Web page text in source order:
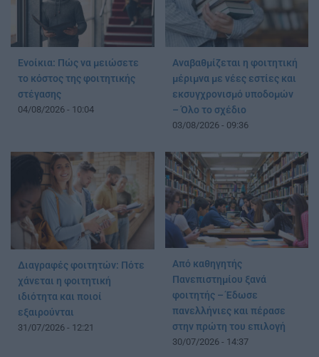
Ενοίκια: Πώς να μειώσετε
το κόστος της φοιτητικής
στέγασης
04/08/2026 - 10:04
Αναβαθμίζεται η φοιτητική
μέριμνα με νέες εστίες και
εκσυγχρονισμό υποδομών
– Όλο το σχέδιο
03/08/2026 - 09:36
Διαγραφές φοιτητών: Πότε
χάνεται η φοιτητική
ιδιότητα και ποιοί
εξαιρούνται
31/07/2026 - 12:21
Από καθηγητής
Πανεπιστημίου ξανά
φοιτητής – Έδωσε
πανελλήνιες και πέρασε
στην πρώτη του επιλογή
30/07/2026 - 14:37